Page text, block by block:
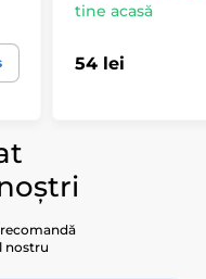
tine acasă
54 lei
nostru